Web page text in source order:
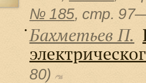
№ 185, cтр.
● Бахметьев П.
80)